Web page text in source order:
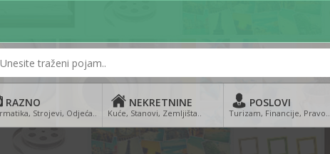
RAZNO
Strojevi, Odjeća..
NEKRETNINE
Kuće, Stanovi, Zemljišta..
POSLOVI
Turizam, Financije, Pravo..